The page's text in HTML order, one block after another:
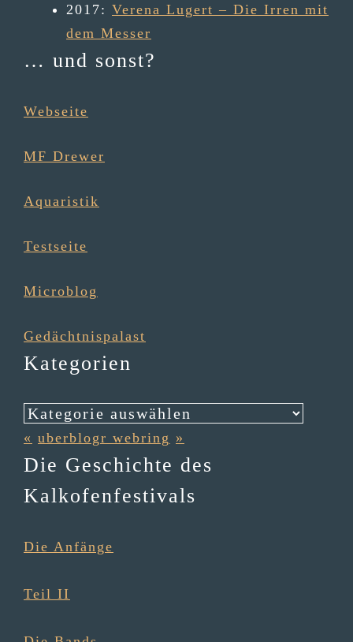
2017: Verena Lugert – Die Irren mit
dem Messer
… und sonst?
Webseite
MF Drewer
Aqua­ris­tik
Testseite
Micro­blog
Gedächt­nis­pa­last
Kategorien
Kategorien
« uberblogr webring »
Die Geschichte des
Kalkofenfestivals
Die Anfänge
Teil II